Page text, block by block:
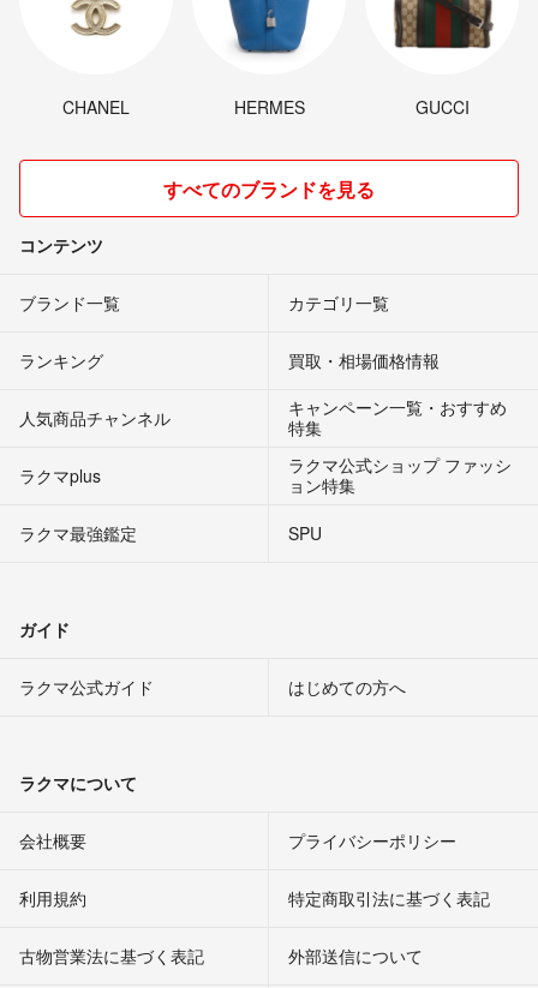
CHANEL HERMES GUCCI
すべてのブランドを見る
コンテンツ
ブランド一覧 カテゴリ一覧
ランキング 買取・相場価格情報
人気商品チャンネル
キャンペーン一覧・おすすめ
特集
ラクマplus
ラクマ公式ショップ ファッシ
ョン特集
ラクマ最強鑑定
SPU
ガイド
ラクマ公式ガイド はじめての方へ
ラクマについて
会社概要 プライバシーポリシー
利用規約 特定商取引法に基づく表記
古物営業法に基づく表記 外部送信について